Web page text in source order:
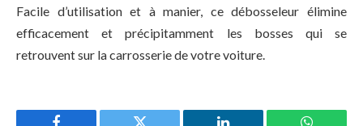
Facile d’utilisation et à manier, ce débosseleur élimine
efficacement et précipitamment les bosses qui se
retrouvent sur la carrosserie de votre voiture.